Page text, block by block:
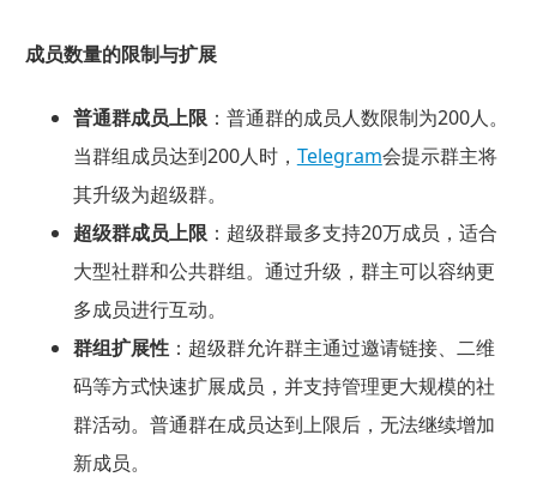
成员数量的限制与扩展
普通群成员上限：普通群的成员人数限制为200人。
当群组成员达到200人时， Telegram会提示群主将
其升级为超级群。
超级群成员上限：超级群最多支持20万成员，适合
大型社群和公共群组。通过升级，群主可以容纳更
多成员进行互动。
群组扩展性：超级群允许群主通过邀请链接、二维
码等方式快速扩展成员，并支持管理更大规模的社
群活动。普通群在成员达到上限后，无法继续增加
新成员。